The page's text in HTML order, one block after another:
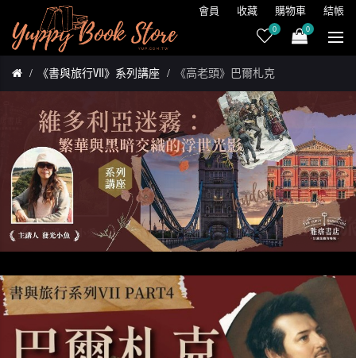
會員 收藏 購物車 結帳
0 0
《書與旅行Ⅶ》系列講座 《高老頭》巴爾札克